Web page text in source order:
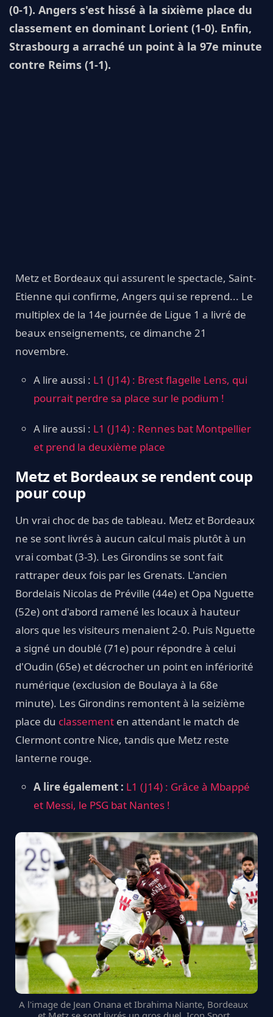
(0-1). Angers s'est hissé à la sixième place du
classement en dominant Lorient (1-0). Enfin,
Strasbourg a arraché un point à la 97e minute
contre Reims (1-1).
Metz et Bordeaux qui assurent le spectacle, Saint-
Etienne qui confirme, Angers qui se reprend... Le
multiplex de la 14e journée de Ligue 1 a livré de
beaux enseignements, ce dimanche 21
novembre.
A lire aussi : L1 (J14) : Brest flagelle Lens, qui
pourrait perdre sa place sur le podium !
A lire aussi : L1 (J14) : Rennes bat Montpellier
et prend la deuxième place
Metz et Bordeaux se rendent coup
pour coup
Un vrai choc de bas de tableau. Metz et Bordeaux
ne se sont livrés à aucun calcul mais plutôt à un
vrai combat (3-3). Les Girondins se sont fait
rattraper deux fois par les Grenats. L'ancien
Bordelais Nicolas de Préville (44e) et Opa Nguette
(52e) ont d'abord ramené les locaux à hauteur
alors que les visiteurs menaient 2-0. Puis Nguette
a signé un doublé (71e) pour répondre à celui
d'Oudin (65e) et décrocher un point en infériorité
numérique (exclusion de Boulaya à la 68e
minute). Les Girondins remontent à la seizième
place du classement en attendant le match de
Clermont contre Nice, tandis que Metz reste
lanterne rouge.
A lire également : L1 (J14) : Grâce à Mbappé
et Messi, le PSG bat Nantes !
A l'image de Jean Onana et Ibrahima Niante, Bordeaux